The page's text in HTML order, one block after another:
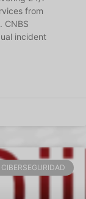
from
CNBS
incident
CIBERSEGURIDAD